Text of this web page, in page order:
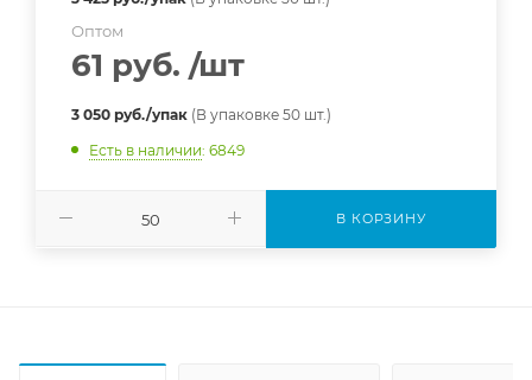
Оптом
61 руб. /шт
3 050 руб./упак (В упаковке 50 шт.)
Есть в наличии: 6849
В КОРЗИНУ